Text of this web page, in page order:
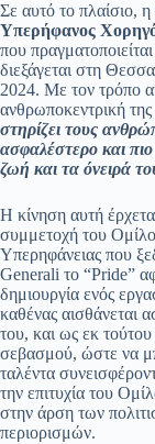
Σε αυτό το πλαίσιο,
Υπερήφανος
που
διεξάγεται στη
2024. Με τον τρόπο
ανθρωποκεντρική
στηρίζει τους
ασφαλέστερο και
ζωή και τα όνειρά
Η κίνηση αυτή
συμμετοχή του
Υπερηφάνειας που
Generali το “Pride”
δημιουργία ενός
καθένας αισθάνεται
του, και ως εκ
σεβασμού, ώστε να
ταλέντα
την επιτυχία του
στην άρση των
περιορισμών.